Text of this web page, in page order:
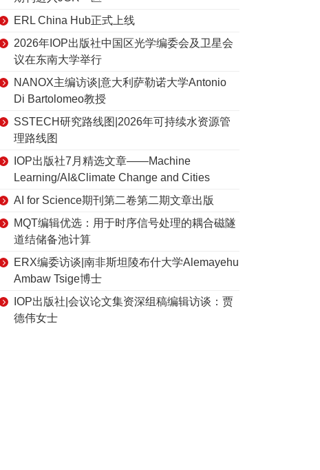
ERL China Hub正式上线
2026年IOP出版社中国区光学编委会及卫星会
议在东南大学举行
NANOX主编访谈|意大利萨勒诺大学Antonio
Di Bartolomeo教授
SSTECH研究路线图|2026年可持续水资源管
理路线图
IOP出版社7月精选文章——Machine
Learning/AI&Climate Change and Cities
AI for Science期刊第二卷第二期文章出版
MQT编辑优选：用于时序信号处理的耦合磁隧
道结储备池计算
ERX编委访谈|南非斯坦陵布什大学Alemayehu
Ambaw Tsige博士
IOP出版社|会议论文集资深组稿编辑访谈：贾
德伟女士